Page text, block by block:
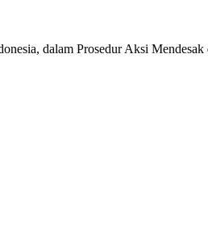
dalam Prosedur Aksi